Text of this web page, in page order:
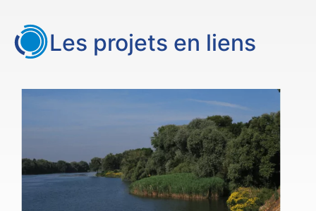
Les projets en liens
VOIR